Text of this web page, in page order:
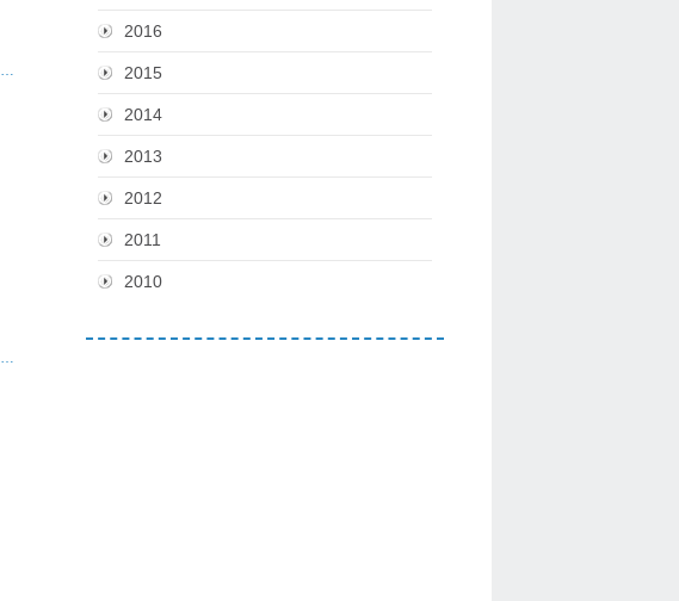
…
…
2016
2015
2014
2013
2012
2011
2010